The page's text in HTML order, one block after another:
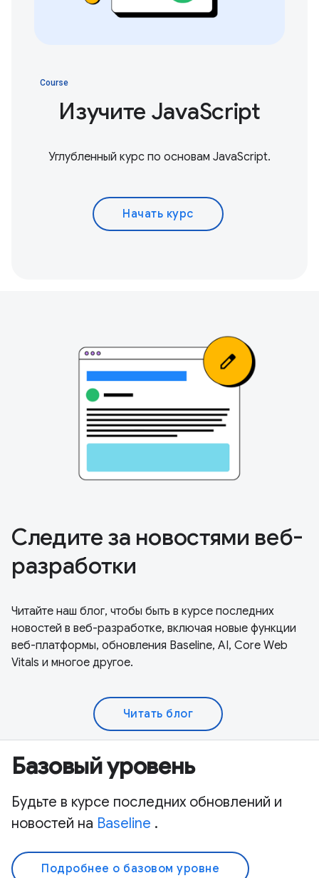
Course
Изучите JavaScript
Углубленный курс по основам JavaScript.
Начать курс
Следите за новостями веб-
разработки
Читайте наш блог, чтобы быть в курсе последних
новостей в веб-разработке, включая новые функции
веб-платформы, обновления Baseline, AI, Core Web
Vitals и многое другое.
Читать блог
Базовый уровень
Будьте в курсе последних обновлений и
новостей на Baseline .
Подробнее о базовом уровне